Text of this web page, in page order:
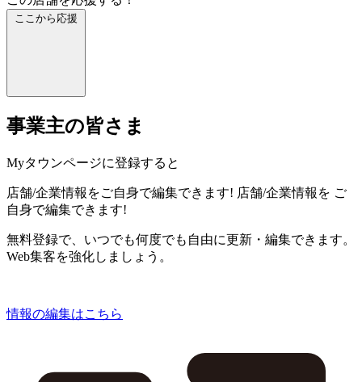
ここから応援
事業主の皆さま
Myタウンページに登録すると
店舗/企業情報をご自身で編集できます! 店舗/企業情報を ご
自身で編集できます!
無料登録で、いつでも何度でも自由に更新・編集できます。
Web集客を強化しましょう。
情報の編集はこちら